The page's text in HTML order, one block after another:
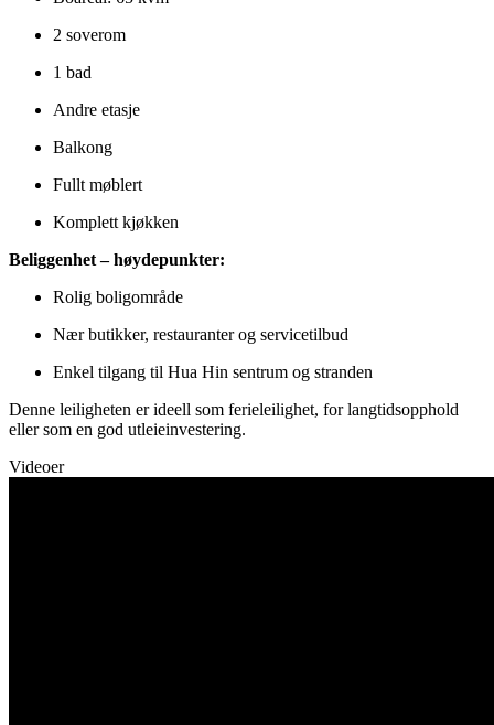
2 soverom
1 bad
Andre etasje
Balkong
Fullt møblert
Komplett kjøkken
Beliggenhet – høydepunkter:
Rolig boligområde
Nær butikker, restauranter og servicetilbud
Enkel tilgang til Hua Hin sentrum og stranden
Denne leiligheten er ideell som ferieleilighet, for langtidsopphold
eller som en god utleieinvestering.
Videoer